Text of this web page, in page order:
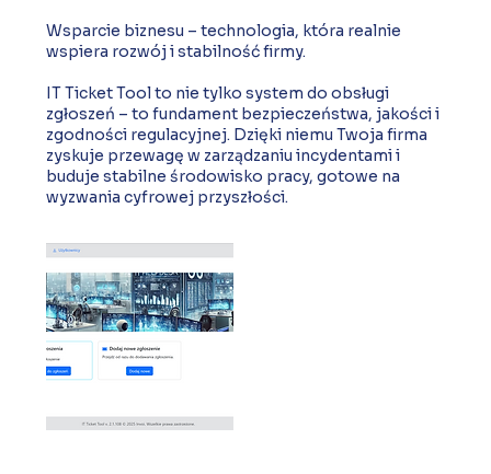
Wsparcie biznesu – technologia, która realnie
wspiera rozwój i stabilność firmy.
IT Ticket Tool to nie tylko system do obsługi
zgłoszeń – to fundament bezpieczeństwa, jakości i
zgodności regulacyjnej. Dzięki niemu Twoja firma
zyskuje przewagę w zarządzaniu incydentami i
buduje stabilne środowisko pracy, gotowe na
wyzwania cyfrowej przyszłości.